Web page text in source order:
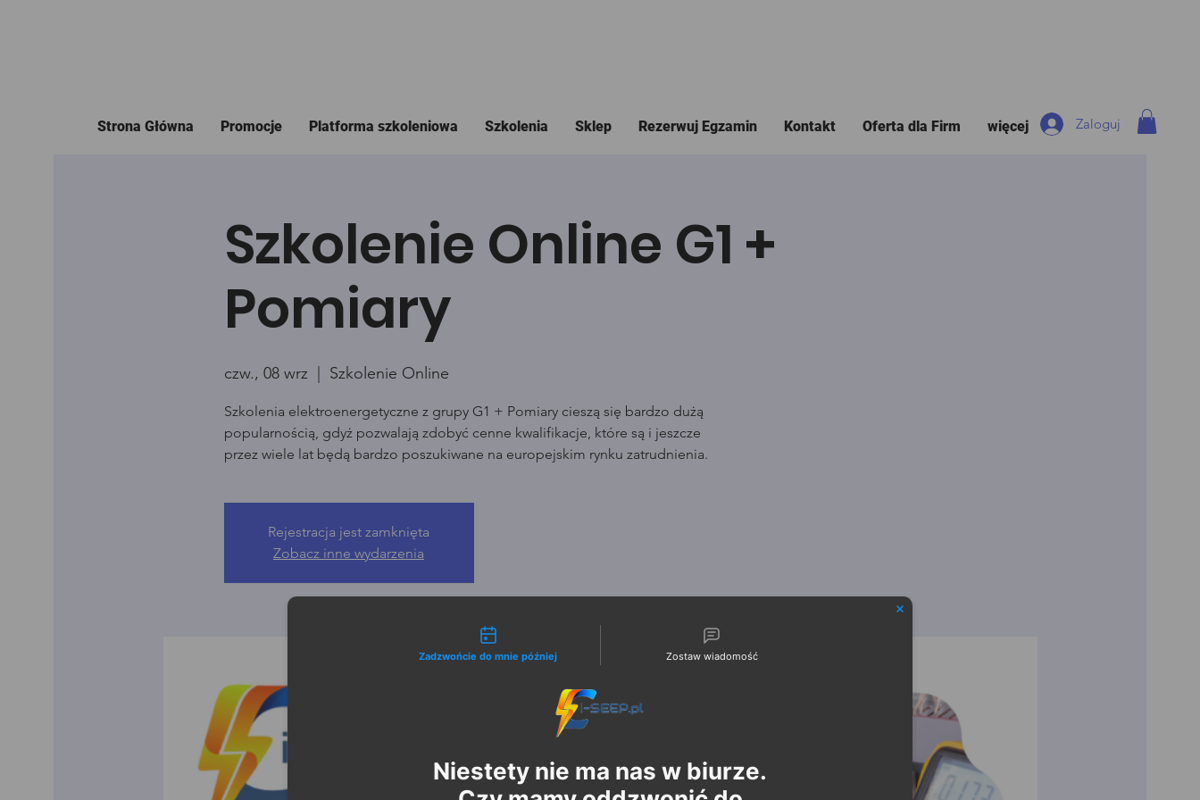
Strona Główna Promocje Platforma szkoleniowa Szkolenia Sklep Rezerwuj Egzamin Kontakt Oferta dla Firm więcej Zaloguj
Szkolenie Online G1 +
Pomiary
czw., 08 wrz
  |
Szkolenie Online
Szkolenia elektroenergetyczne z grupy G1 + Pomiary cieszą się bardzo dużą
popularnością, gdyż pozwalają zdobyć cenne kwalifikacje, które są i jeszcze
przez wiele lat będą bardzo poszukiwane na europejskim rynku zatrudnienia.
Rejestracja jest zamknięta
Zobacz inne wydarzenia
Możliwości kontaktu
Zadzwońcie do mnie później Zostaw wiadomość
Niestety nie ma nas w biurze.